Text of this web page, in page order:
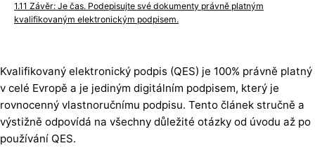
Závěr: Je čas. Podepisujte své dokumenty právně platným
kvalifikovaným elektronickým podpisem.
Kvalifikovaný elektronický podpis (QES) je 100% právně platný
v celé Evropě a je jediným digitálním podpisem, který je
rovnocenný vlastnoručnímu podpisu. Tento článek stručně a
výstižně odpovídá na všechny důležité otázky od úvodu až po
používání QES.